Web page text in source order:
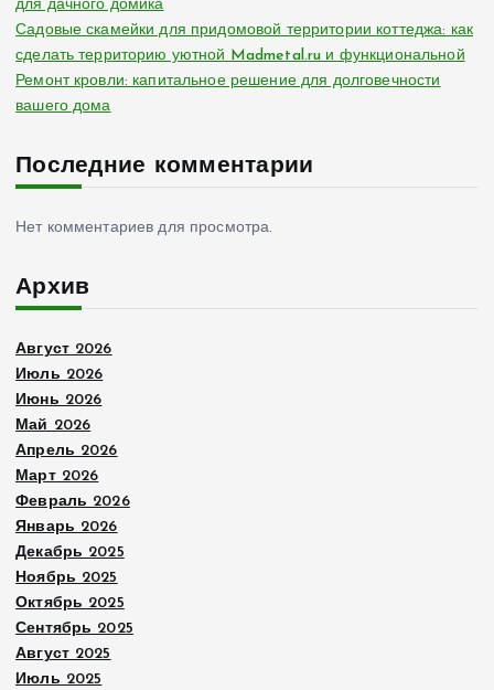
для дачного домика
Садовые скамейки для придомовой территории коттеджа: как
сделать территорию уютной Madmetal.ru и функциональной
Ремонт кровли: капитальное решение для долговечности
вашего дома
Последние комментарии
Нет комментариев для просмотра.
Архив
Август 2026
Июль 2026
Июнь 2026
Май 2026
Апрель 2026
Март 2026
Февраль 2026
Январь 2026
Декабрь 2025
Ноябрь 2025
Октябрь 2025
Сентябрь 2025
Август 2025
Июль 2025